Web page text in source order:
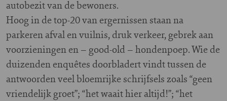
autobezit van de bewoners.
Hoog in de top-20 van ergernissen staan na
parkeren afval en vuilnis, druk verkeer, gebrek aan
voorzieningen en – good-old – hondenpoep. Wie de
duizenden enquêtes doorbladert vindt tussen de
antwoorden veel bloemrijke schrijfsels zoals “geen
vriendelijk groet”; “het waait hier altijd!”; “het